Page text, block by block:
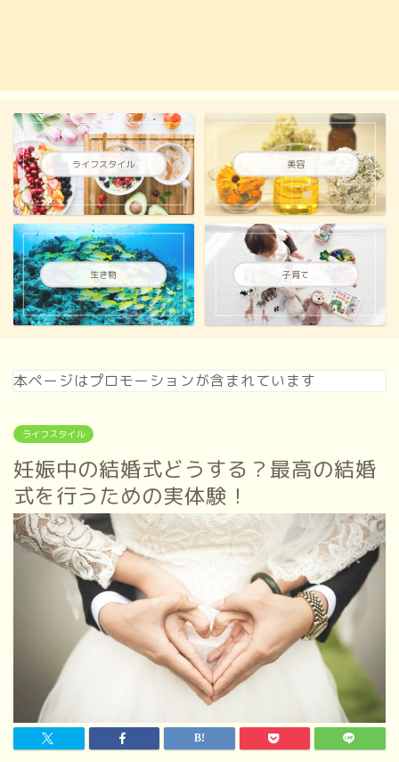
ライフスタイル 美容
生き物 子育て
本ページはプロモーションが含まれています
ライフスタイル
妊娠中の結婚式どうする？最高の結婚
式を行うための実体験！